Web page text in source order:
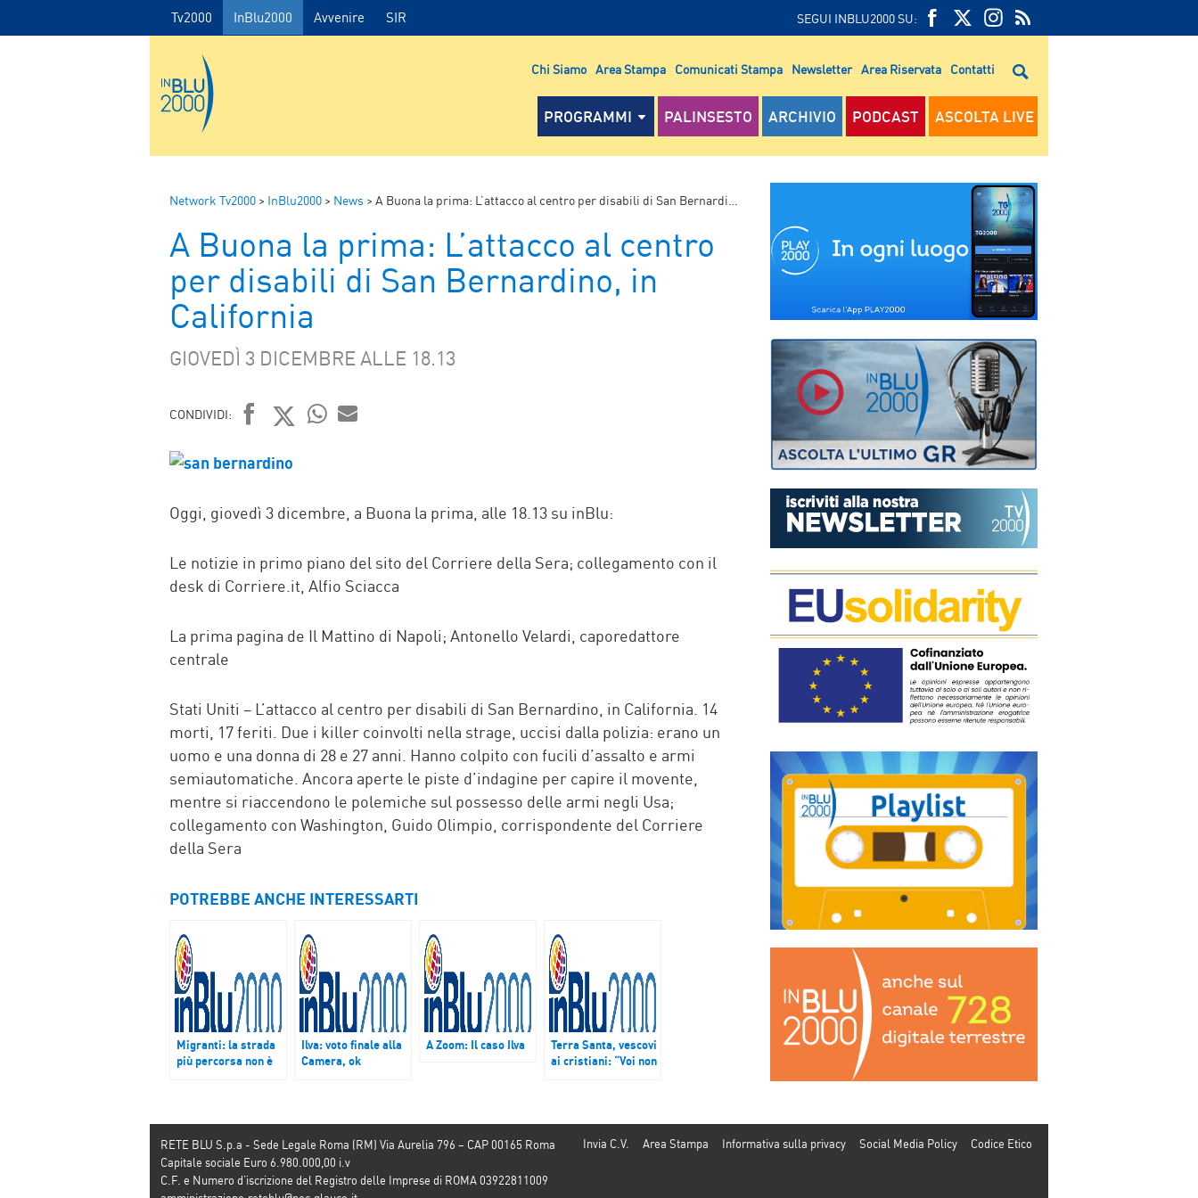
Tv2000 InBlu2000 Avvenire SIR SEGUI INBLU2000 SU:
FEED
RSS
RSS
Chi Siamo Area Stampa Comunicati Stampa Newsletter Area Riservata Contatti
PROGRAMMI PALINSESTO ARCHIVIO PODCAST ASCOLTA LIVE
Network Tv2000 > InBlu2000 > News > A Buona la prima: L’attacco al centro per disabili di San Bernardino, in California
A Buona la prima: L’attacco al centro
per disabili di San Bernardino, in
California
GIOVEDÌ 3 DICEMBRE ALLE 18.13
CONDIVIDI:
FACEBOOK
TWITTER
Oggi, giovedì 3 dicembre, a Buona la prima, alle 18.13 su inBlu:
Le notizie in primo piano del sito del Corriere della Sera; collegamento con il
desk di Corriere.it, Alfio Sciacca
La prima pagina de Il Mattino di Napoli; Antonello Velardi, caporedattore
centrale
Stati Uniti – L’attacco al centro per disabili di San Bernardino, in California. 14
morti, 17 feriti. Due i killer coinvolti nella strage, uccisi dalla polizia: erano un
uomo e una donna di 28 e 27 anni. Hanno colpito con fucili d’assalto e armi
semiautomatiche. Ancora aperte le piste d’indagine per capire il movente,
mentre si riaccendono le polemiche sul possesso delle armi negli Usa;
collegamento con Washington, Guido Olimpio, corrispondente del Corriere
della Sera
POTREBBE ANCHE INTERESSARTI
Migranti: la strada
più percorsa non è
Ilva: voto finale alla
Camera, ok
A Zoom: Il caso Ilva
Terra Santa, vescovi
ai cristiani: “Voi non
Invia C.V. Area Stampa Informativa sulla privacy Social Media Policy Codice Etico
RETE BLU S.p.a - Sede Legale Roma (RM) Via Aurelia 796 – CAP 00165 Roma
Capitale sociale Euro 6.980.000,00 i.v
C.F. e Numero d’iscrizione del Registro delle Imprese di ROMA 03922811009